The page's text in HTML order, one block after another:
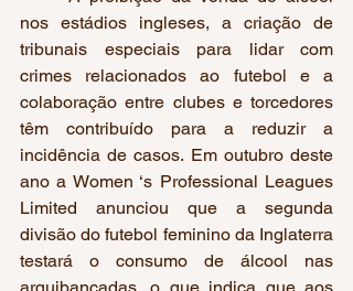
nos estádios ingleses, a criação de
tribunais especiais para lidar com
crimes relacionados ao futebol e a
colaboração entre clubes e torcedores
têm contribuído para a reduzir a
incidência de casos. Em outubro deste
ano a Women ‘s Professional Leagues
Limited anunciou que a segunda
divisão do futebol feminino da Inglaterra
testará o consumo de álcool nas